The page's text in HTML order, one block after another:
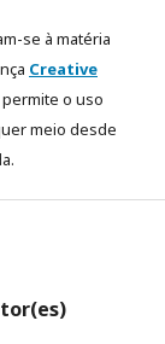
se à matéria
Creative
permite o uso
meio desde